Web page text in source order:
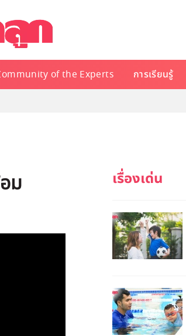
of the Experts การเรียนรู้
ม